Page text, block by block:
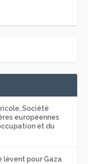
Société
européennes
et du
lèvent pour Gaza